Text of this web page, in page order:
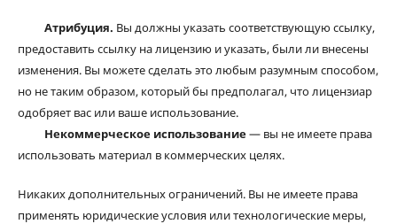
Атрибуция. Вы должны указать соответствующую ссылку,
предоставить ссылку на лицензию и указать, были ли внесены
изменения. Вы можете сделать это любым разумным способом,
но не таким образом, который бы предполагал, что лицензиар
одобряет вас или ваше использование.
Некоммерческое использование— вы не имеете права
использовать материал в коммерческих целях.
Никаких дополнительных ограничений. Вы не имеете права
применять юридические условия или технологические меры,